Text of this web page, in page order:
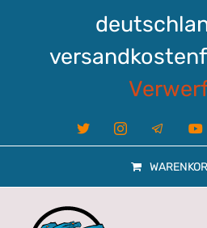
X InstagramTelegram